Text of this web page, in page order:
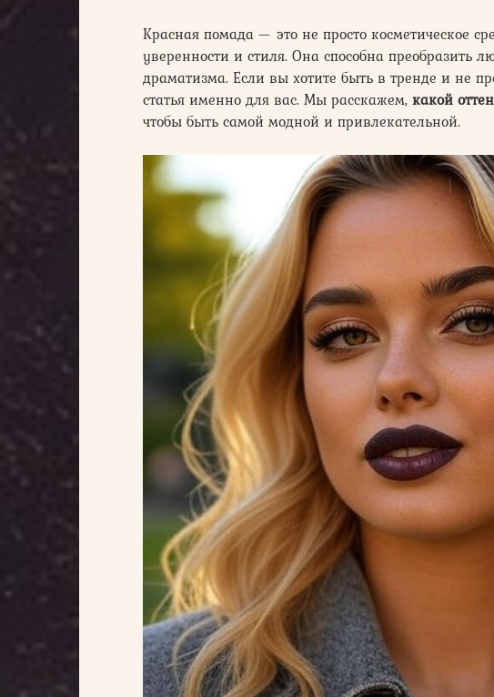
Красная помада — это не просто косметическое
уверенности и стиля. Она способна преобразить
драматизма. Если вы хотите быть в тренде и не
статья именно для вас. Мы расскажем, какой
чтобы быть самой модной и привлекательной.